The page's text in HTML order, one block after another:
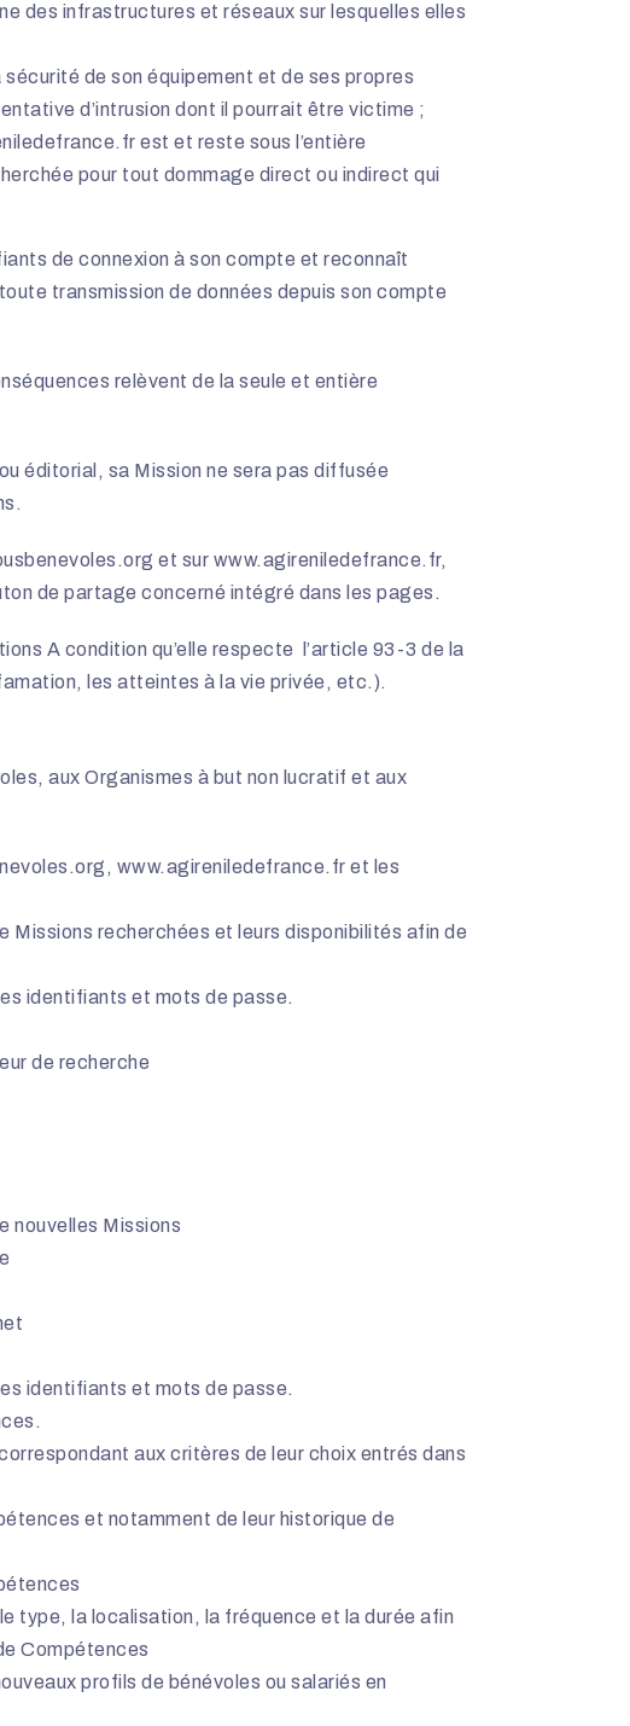
des infrastructures et réseaux sur lesquelles elles
de son équipement et de ses propres
d’intrusion dont il pourrait être victime ;
est et reste sous l’entière
pour tout dommage direct ou indirect qui
de connexion à son compte et reconnaît
transmission de données depuis son compte
relèvent de la seule et entière
éditorial, sa Mission ne sera pas diffusée
et sur www.agireniledefrance.fr,
de partage concerné intégré dans les pages.
A condition qu’elle respecte l’article 93-3 de la
les atteintes à la vie privée, etc.).
aux Organismes à but non lucratif et aux
www.agireniledefrance.fr et les
Missions recherchées et leurs disponibilités afin de
identifiants et mots de passe.
de recherche
nouvelles Missions
identifiants et mots de passe.
aux critères de leur choix entrés dans
et notamment de leur historique de
type, la localisation, la fréquence et la durée afin
Compétences
profils de bénévoles ou salariés en